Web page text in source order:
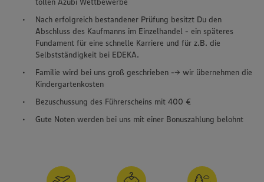
Nach erfolgreich bestandener Prüfung besitzt Du den
Abschluss des Kaufmanns im Einzelhandel - ein späteres
Fundament für eine schnelle Karriere und für z.B. die
Selbstständigkeit bei EDEKA.
Familie wird bei uns groß geschrieben --> wir übernehmen die
Kindergartenkosten
Bezuschussung des Führerscheins mit 400 €
Gute Noten werden bei uns mit einer Bonuszahlung belohnt